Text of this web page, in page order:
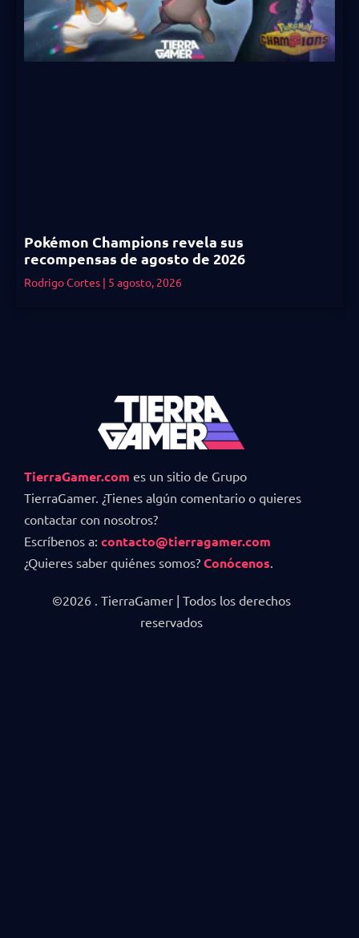
Pokémon Champions revela sus
recompensas de agosto de 2026
Rodrigo Cortes 5 agosto, 2026
TierraGamer.com es un sitio de Grupo
TierraGamer. ¿Tienes algún comentario o quieres
contactar con nosotros?
Escríbenos a: contacto@tierragamer.com
¿Quieres saber quiénes somos? Conócenos
©2026 . TierraGamer | Todos los derechos
reservados